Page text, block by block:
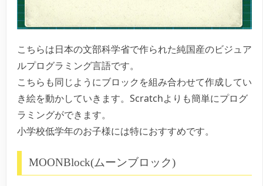
こちらは日本の文部科学省で作られた純国産のビジュア
ルプログラミング言語です。
こちらも同じようにブロックを組み合わせて作成してい
き絵を動かしていきます。Scratchよりも簡単にプログ
ラミングができます。
小学校低学年のお子様には特におすすめです。
MOONBlock(ムーンブロック)